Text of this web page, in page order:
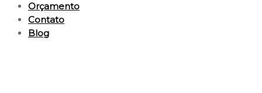
Orçamento
Contato
Blog